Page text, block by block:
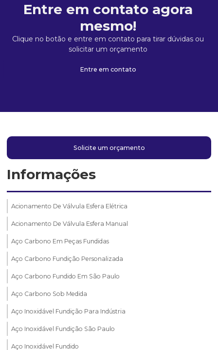
Entre em contato agora
mesmo!
Clique no botão e entre em contato para tirar dúvidas ou
solicitar um orçamento
Entre em contato
Solicite um orçamento
Informações
Acionamento De Válvula Esfera Elétrica
Acionamento De Válvula Esfera Manual
Aço Carbono Em Peças Fundidas
Aço Carbono Fundição Personalizada
Aço Carbono Fundido Em São Paulo
Aço Carbono Sob Medida
Aço Inoxidável Fundição Para Indústria
Aço Inoxidável Fundição São Paulo
Aço Inoxidável Fundido